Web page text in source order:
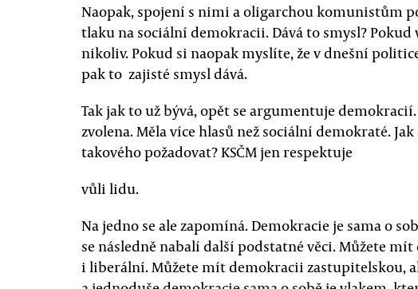
Naopak, spojení s nimi a oligarchou komunistům
tlaku na sociální demokracii. Dává to smysl?
nikoliv. Pokud si naopak myslíte, že v dnešní
pak to zajisté smysl dává.
Tak jak to už bývá, opět se argumentuje
zvolena. Měla více hlasů než sociální demokraté.
takového požadovat? KSČM jen respektuje
vůli lidu.
Na jedno se ale zapomíná. Demokracie je sama o
se následně nabalí další podstatné věci. Můžete
i liberální. Můžete mít demokracii zastupitelskou,